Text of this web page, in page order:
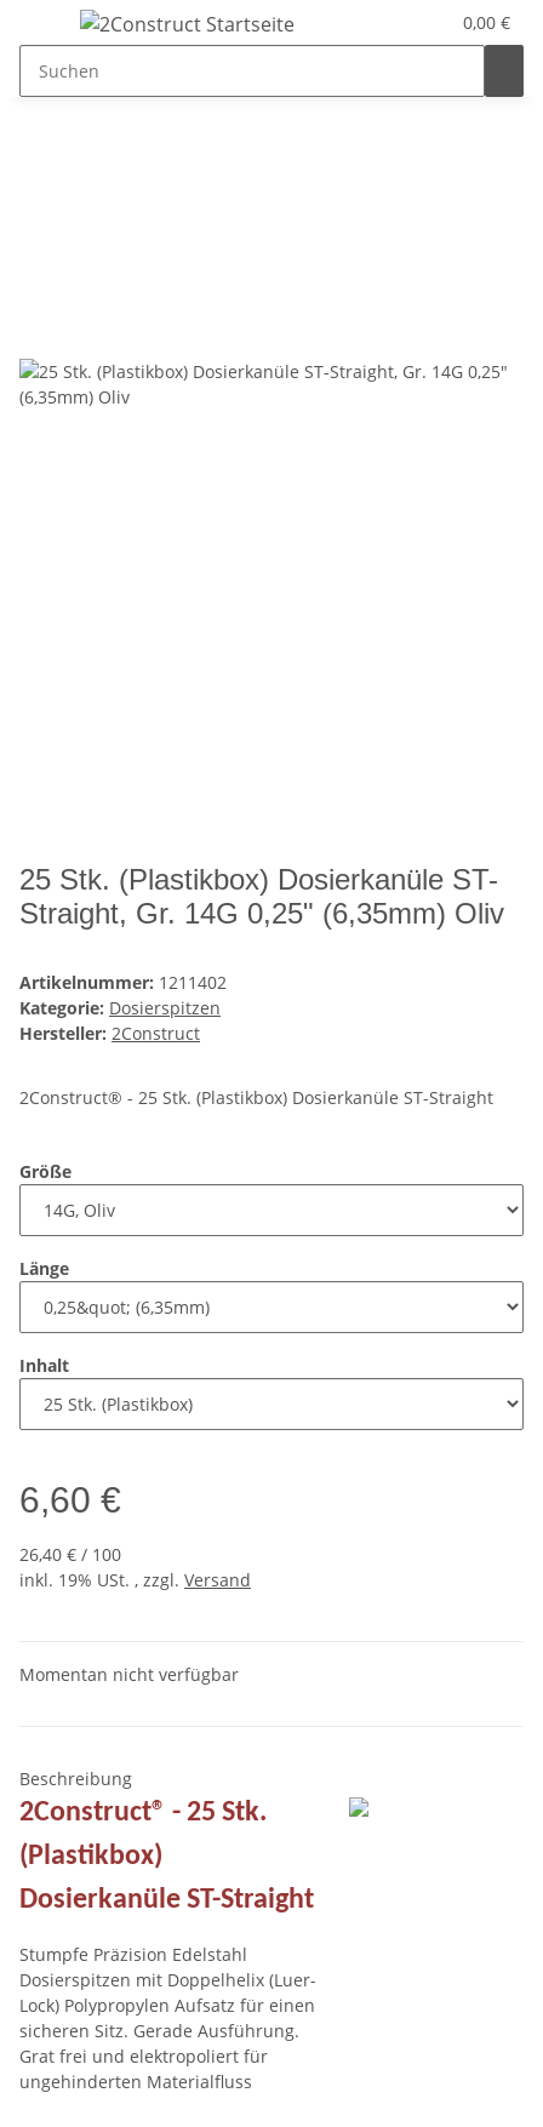
0,00 €
25 Stk. (Plastikbox) Dosierkanüle ST-
Straight, Gr. 14G 0,25" (6,35mm) Oliv
Artikelnummer: 1211402
Kategorie: Dosierspitzen
Hersteller: 2Construct
2Construct® - 25 Stk. (Plastikbox) Dosierkanüle ST-Straight
Größe
Länge
Inhalt
6,60 €
26,40 € / 100
inkl. 19% USt. , zzgl. Versand
Momentan nicht verfügbar
Beschreibung
2Construct® - 25 Stk.
(Plastikbox)
Dosierkanüle ST-Straight
Stumpfe Präzision Edelstahl
Dosierspitzen mit Doppelhelix (Luer-
Lock) Polypropylen Aufsatz für einen
sicheren Sitz. Gerade Ausführung.
Grat frei und elektropoliert für
ungehinderten Materialfluss